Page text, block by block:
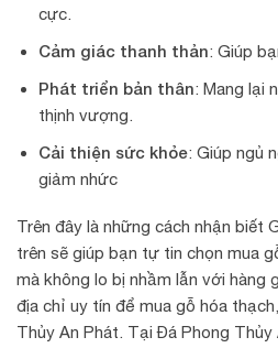
cực.
Cảm giác thanh thản: Giúp
Phát triển bản thân: Mang lại
thịnh vượng.
Cải thiện sức khỏe: Giúp ngủ
giảm nhức
Trên đây là những cách nhận biết
trên sẽ giúp bạn tự tin chọn mua
mà không lo bị nhầm lẫn với hàng
địa chỉ uy tín để mua gỗ hóa
Thủy An Phát. Tại Đá Phong